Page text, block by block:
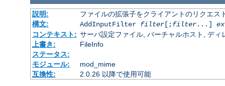
説明:
ファイルの拡張子をクライアントのリクエス
構文:
AddInputFilter filter[;filter...]
コンテキスト: サーバ設定ファイル, バーチャルホスト, ディ
上書き:
FileInfo
ステータス:
モジュール:
mod_mime
互換性:
2.0.26 以降で使用可能